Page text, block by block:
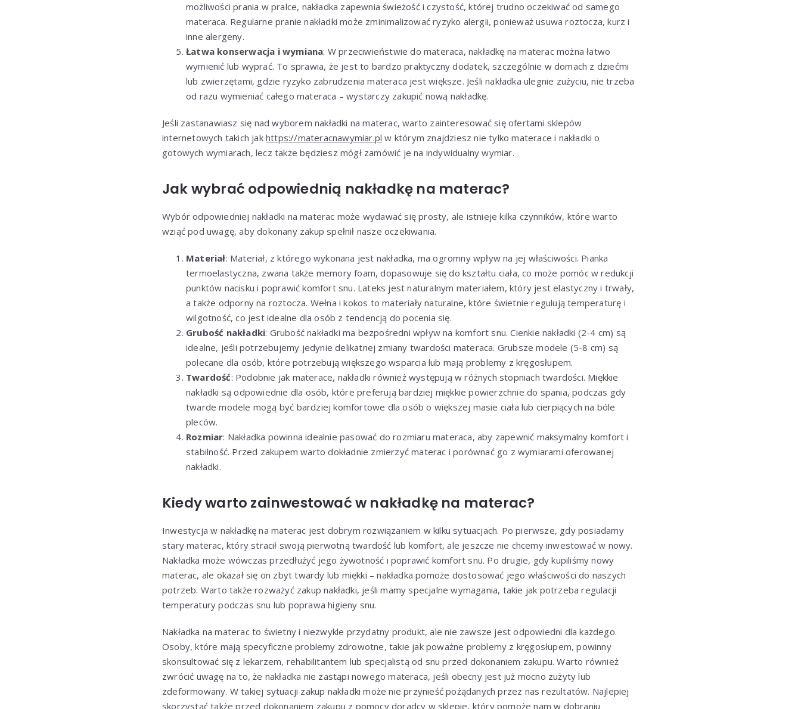
możliwości prania w pralce, nakładka zapewnia świeżość i czystość, której trudno oczekiwać od samego
materaca. Regularne pranie nakładki może zminimalizować ryzyko alergii, ponieważ usuwa roztocza, kurz i
inne alergeny.
Łatwa konserwacja i wymiana: W przeciwieństwie do materaca, nakładkę na materac można łatwo
wymienić lub wyprać. To sprawia, że jest to bardzo praktyczny dodatek, szczególnie w domach z dziećmi
lub zwierzętami, gdzie ryzyko zabrudzenia materaca jest większe. Jeśli nakładka ulegnie zużyciu, nie trzeba
od razu wymieniać całego materaca – wystarczy zakupić nową nakładkę.
Jeśli zastanawiasz się nad wyborem nakładki na materac, warto zainteresować się ofertami sklepów
internetowych takich jak https://materacnawymiar.pl w którym znajdziesz nie tylko materace i nakładki o
gotowych wymiarach, lecz także będziesz mógł zamówić je na indywidualny wymiar.
Jak wybrać odpowiednią nakładkę na materac?
Wybór odpowiedniej nakładki na materac może wydawać się prosty, ale istnieje kilka czynników, które warto
wziąć pod uwagę, aby dokonany zakup spełnił nasze oczekiwania.
Materiał: Materiał, z którego wykonana jest nakładka, ma ogromny wpływ na jej właściwości. Pianka
termoelastyczna, zwana także memory foam, dopasowuje się do kształtu ciała, co może pomóc w redukcji
punktów nacisku i poprawić komfort snu. Lateks jest naturalnym materiałem, który jest elastyczny i trwały,
a także odporny na roztocza. Wełna i kokos to materiały naturalne, które świetnie regulują temperaturę i
wilgotność, co jest idealne dla osób z tendencją do pocenia się.
Grubość nakładki: Grubość nakładki ma bezpośredni wpływ na komfort snu. Cienkie nakładki (2-4 cm) są
idealne, jeśli potrzebujemy jedynie delikatnej zmiany twardości materaca. Grubsze modele (5-8 cm) są
polecane dla osób, które potrzebują większego wsparcia lub mają problemy z kręgosłupem.
Twardość: Podobnie jak materace, nakładki również występują w różnych stopniach twardości. Miękkie
nakładki są odpowiednie dla osób, które preferują bardziej miękkie powierzchnie do spania, podczas gdy
twarde modele mogą być bardziej komfortowe dla osób o większej masie ciała lub cierpiących na bóle
pleców.
Rozmiar: Nakładka powinna idealnie pasować do rozmiaru materaca, aby zapewnić maksymalny komfort i
stabilność. Przed zakupem warto dokładnie zmierzyć materac i porównać go z wymiarami oferowanej
nakładki.
Kiedy warto zainwestować w nakładkę na materac?
Inwestycja w nakładkę na materac jest dobrym rozwiązaniem w kilku sytuacjach. Po pierwsze, gdy posiadamy
stary materac, który stracił swoją pierwotną twardość lub komfort, ale jeszcze nie chcemy inwestować w nowy.
Nakładka może wówczas przedłużyć jego żywotność i poprawić komfort snu. Po drugie, gdy kupiliśmy nowy
materac, ale okazał się on zbyt twardy lub miękki – nakładka pomoże dostosować jego właściwości do naszych
potrzeb. Warto także rozważyć zakup nakładki, jeśli mamy specjalne wymagania, takie jak potrzeba regulacji
temperatury podczas snu lub poprawa higieny snu.
Nakładka na materac to świetny i niezwykle przydatny produkt, ale nie zawsze jest odpowiedni dla każdego.
Osoby, które mają specyficzne problemy zdrowotne, takie jak poważne problemy z kręgosłupem, powinny
skonsultować się z lekarzem, rehabilitantem lub specjalistą od snu przed dokonaniem zakupu. Warto również
zwrócić uwagę na to, że nakładka nie zastąpi nowego materaca, jeśli obecny jest już mocno zużyty lub
zdeformowany. W takiej sytuacji zakup nakładki może nie przynieść pożądanych przez nas rezultatów. Najlepiej
skorzystać także przed dokonaniem zakupu z pomocy doradcy w sklepie, który pomoże nam w dobraniu